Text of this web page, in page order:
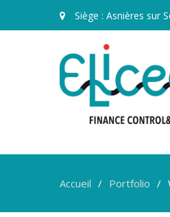
Siège : Asnières sur
Accueil Portfolio